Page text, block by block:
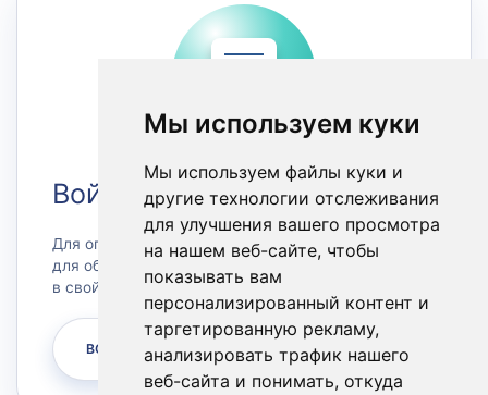
Мы используем куки
Мы используем файлы куки и
другие технологии отслеживания
для улучшения вашего просмотра
на нашем веб-сайте, чтобы
показывать вам
персонализированный контент и
таргетированную рекламу,
анализировать трафик нашего
веб-сайта и понимать, откуда
Войти в Личный кабинет
Для оплаты счетов или заказа сервера, а также
для обращения в техническую поддержку зайдите
в свой личный кабинет.
ВОЙТИ